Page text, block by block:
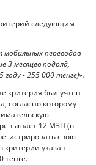
следующим
мобильных переводов
3 месяцев подряд,
- 255 000 тенге)».
критерия был учтен
согласно которому
12 МЗП (в
свою
критерии указан
тенге.